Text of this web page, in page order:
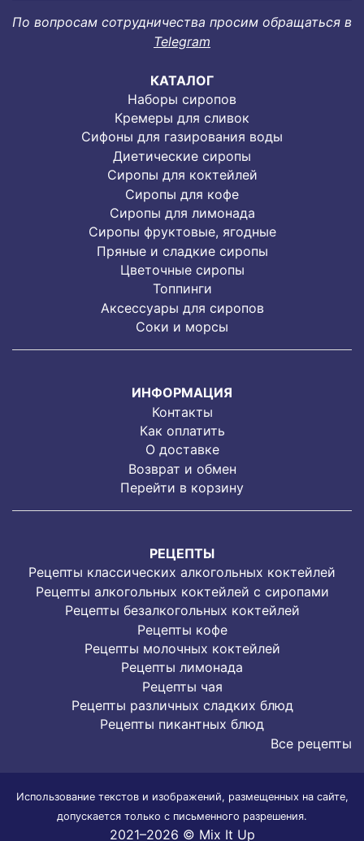
По вопросам сотрудничества просим обращаться в
Telegram
КАТАЛОГ
Наборы сиропов
Кремеры для сливок
Сифоны для газирования воды
Диетические сиропы
Сиропы для коктейлей
Сиропы для кофе
Сиропы для лимонада
Cиропы фруктовые, ягодные
Пряные и сладкие сиропы
Цветочные сиропы
Топпинги
Аксессуары для сиропов
Соки и морсы
ИНФОРМАЦИЯ
Контакты
Как оплатить
О доставке
Возврат и обмен
Перейти в корзину
РЕЦЕПТЫ
Рецепты классических алкогольных коктейлей
Рецепты алкогольных коктейлей с сиропами
Рецепты безалкогольных коктейлей
Рецепты кофе
Рецепты молочных коктейлей
Рецепты лимонада
Рецепты чая
Рецепты различных сладких блюд
Рецепты пикантных блюд
Все рецепты
Использование текстов и изображений, размещенных на сайте,
допускается только с письменного разрешения.
2021–2026 © Mix It Up